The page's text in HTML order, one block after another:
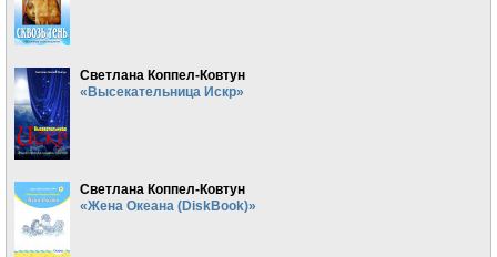
Светлана Коппел-Ковтун
«Высекательница Искр»
Светлана Коппел-Ковтун
«Жена Океана (DiskBook)»